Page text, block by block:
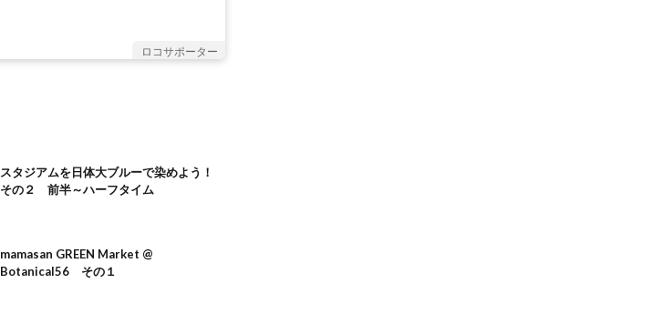
ロコサポーター
スタジアムを日体大ブルーで染めよう！
その２ 前半～ハーフタイム
mamasan GREEN Market @
Botanical56 その１